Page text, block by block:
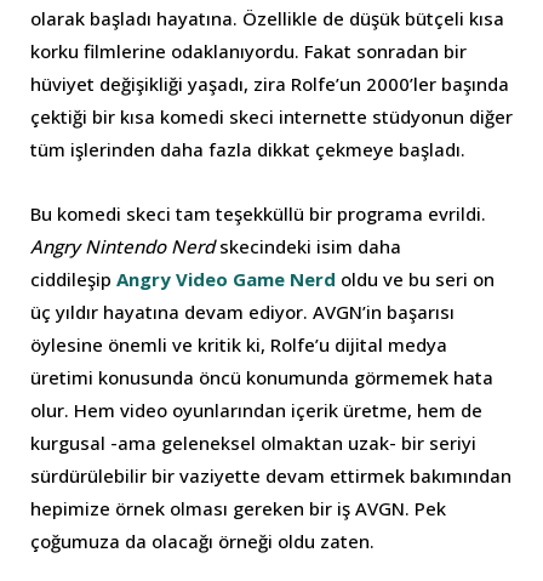
olarak başladı hayatına. Özellikle de düşük bütçeli kısa
korku filmlerine odaklanıyordu. Fakat sonradan bir
hüviyet değişikliği yaşadı, zira Rolfe’un 2000’ler başında
çektiği bir kısa komedi skeci internette stüdyonun diğer
tüm işlerinden daha fazla dikkat çekmeye başladı.
Bu komedi skeci tam teşekküllü bir programa evrildi.
Angry Nintendo Nerdskecindeki isim daha
ciddileşip Angry Video Game Nerd oldu ve bu seri on
üç yıldır hayatına devam ediyor. AVGN’in başarısı
öylesine önemli ve kritik ki, Rolfe’u dijital medya
üretimi konusunda öncü konumunda görmemek hata
olur. Hem video oyunlarından içerik üretme, hem de
kurgusal -ama geleneksel olmaktan uzak- bir seriyi
sürdürülebilir bir vaziyette devam ettirmek bakımından
hepimize örnek olması gereken bir iş AVGN. Pek
çoğumuza da olacağı örneği oldu zaten.